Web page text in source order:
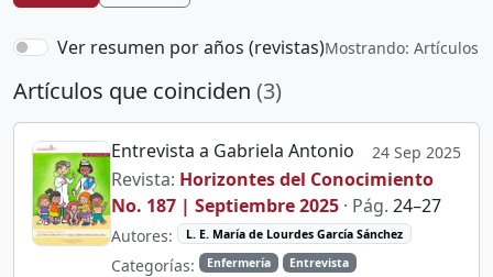
Ver resumen por años (revistas)Mostrando: Artículos
Artículos que coinciden (3)
Entrevista a Gabriela Antonio 24 Sep 2025
Revista: Horizontes del Conocimiento
No. 187 | Septiembre 2025 · Pág. 24–27
Autores: L. E. María de Lourdes García Sánchez
Categorías: Enfermería Entrevista